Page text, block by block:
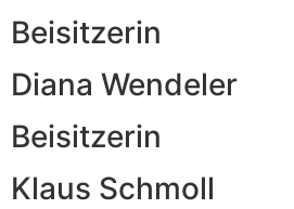
Beisitzerin
Diana Wendeler
Beisitzerin
Klaus Schmoll